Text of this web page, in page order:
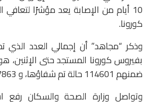
10 أيام من الإصابة يعد مؤشرًا
كورونا.
وذكر “مجاهد” أن إجمالي العدد
ضمنهم 114601 حالة تم شفاؤها، و 7863 حالة وفاة.
وتواصل وزارة الصحة والسكان رفع